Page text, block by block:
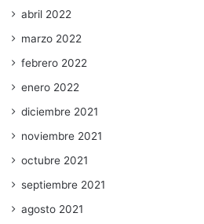
abril 2022
marzo 2022
febrero 2022
enero 2022
diciembre 2021
noviembre 2021
octubre 2021
septiembre 2021
agosto 2021